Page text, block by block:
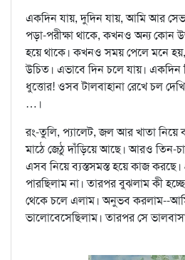
একদিন যায়, দুদিন যায়, আমি আর
পড়া-পরীক্ষা থাকে, কখনও অন্য কোন
হয়ে থাকে। কখনও সময় পেলে মনে
উচিত। এভাবে দিন চলে যায়।
ধুত্তোর! ওসব টালবাহানা রেখে চল দেখি
…।
রং-তুলি, প্যালেট, জল আর খাতা নিয়ে
মাঠে জেঠু দাঁড়িয়ে আছে। আরও তিন-
এসব নিয়ে ব্যস্তসমস্ত হয়ে কাজ করছে।
পারছিলাম না। তারপর বুঝলাম কী
থেকে চলে এলাম। অনুভব করলাম--
ভালোবেসেছিলাম। তারপর সে